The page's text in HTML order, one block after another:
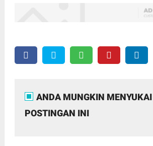
ANDA MUNGKIN MENYUKAI
POSTINGAN INI